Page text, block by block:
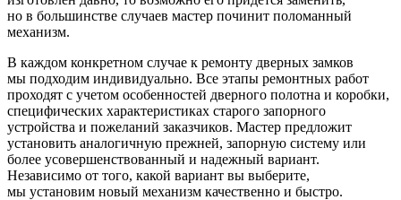
но в большинстве случаев мастер починит поломанный
механизм.
В каждом конкретном случае к ремонту дверных замков
мы подходим индивидуально. Все этапы ремонтных работ
проходят с учетом особенностей дверного полотна и коробки,
специфических характеристиках старого запорного
устройства и пожеланий заказчиков. Мастер предложит
установить аналогичную прежней, запорную систему или
более усовершенствованный и надежный вариант.
Независимо от того, какой вариант вы выберите,
мы установим новый механизм качественно и быстро.